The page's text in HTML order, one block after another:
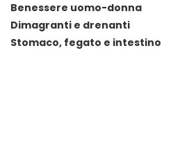
Benessere uomo-donna
Dimagranti e drenanti
Stomaco, fegato e intestino